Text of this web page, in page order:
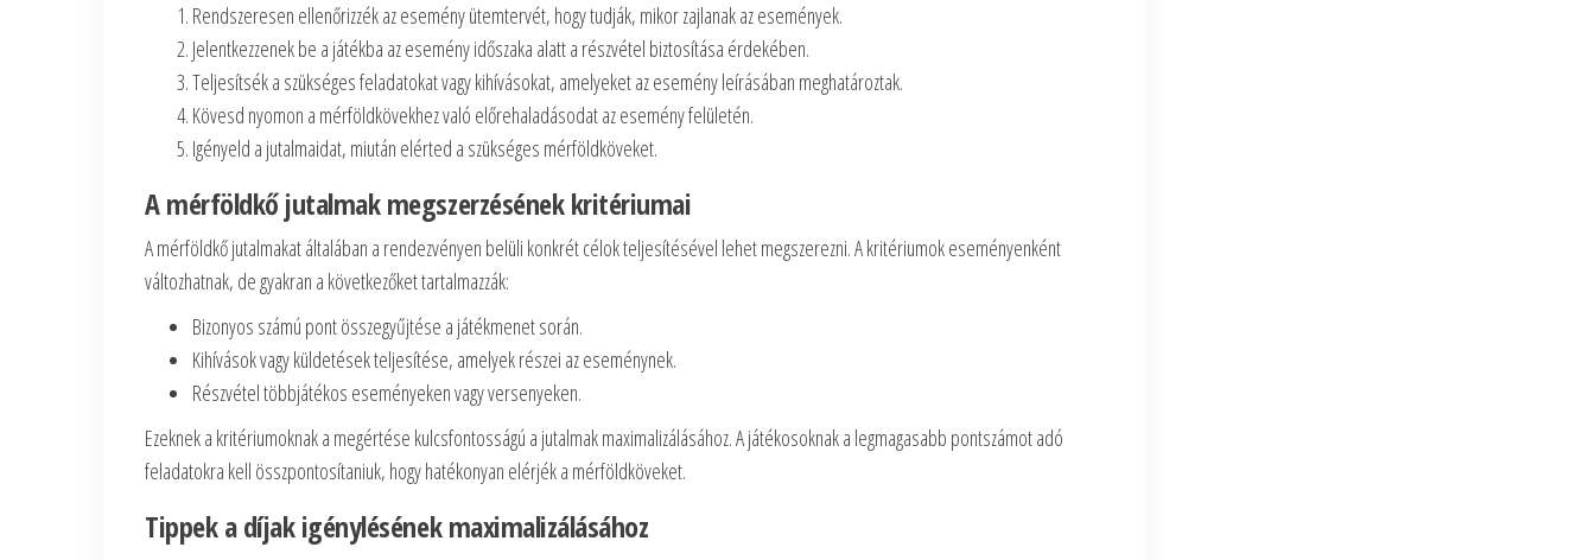
Rendszeresen ellenőrizzék az esemény ütemtervét, hogy tudják, mikor zajlanak az események.
Jelentkezzenek be a játékba az esemény időszaka alatt a részvétel biztosítása érdekében.
Teljesítsék a szükséges feladatokat vagy kihívásokat, amelyeket az esemény leírásában meghatároztak.
Kövesd nyomon a mérföldkövekhez való előrehaladásodat az esemény felületén.
Igényeld a jutalmaidat, miután elérted a szükséges mérföldköveket.
A mérföldkő jutalmak megszerzésének kritériumai
A mérföldkő jutalmakat általában a rendezvényen belüli konkrét célok teljesítésével lehet megszerezni. A kritériumok eseményenként
változhatnak, de gyakran a következőket tartalmazzák:
Bizonyos számú pont összegyűjtése a játékmenet során.
Kihívások vagy küldetések teljesítése, amelyek részei az eseménynek.
Részvétel többjátékos eseményeken vagy versenyeken.
Ezeknek a kritériumoknak a megértése kulcsfontosságú a jutalmak maximalizálásához. A játékosoknak a legmagasabb pontszámot adó
feladatokra kell összpontosítaniuk, hogy hatékonyan elérjék a mérföldköveket.
Tippek a díjak igénylésének maximalizálásához